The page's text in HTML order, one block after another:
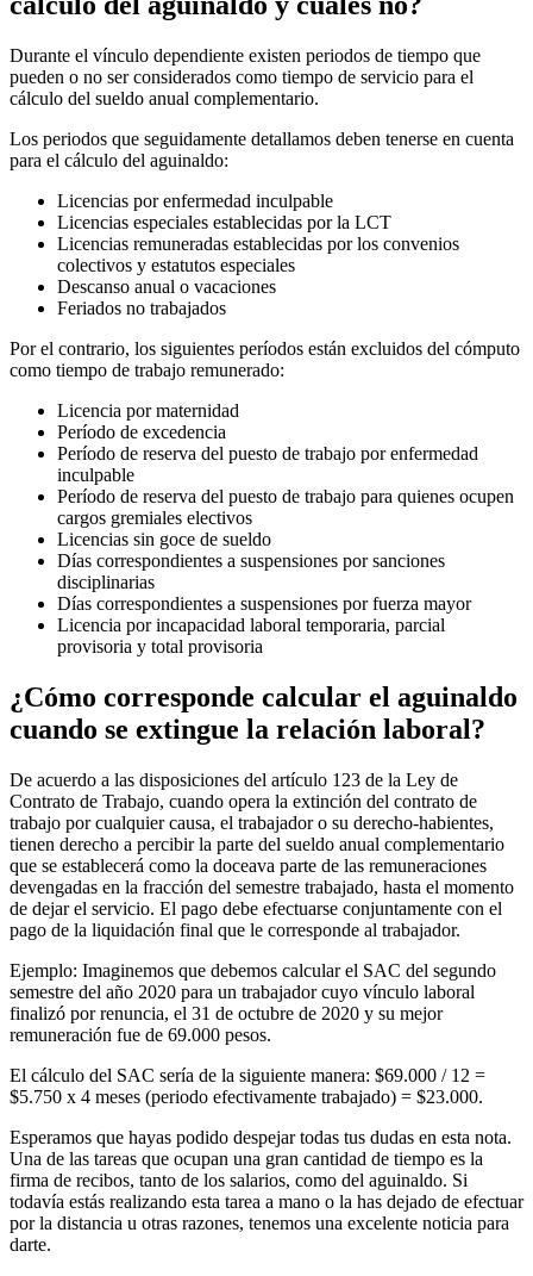
Durante el vínculo dependiente existen periodos de tiempo que
pueden o no ser considerados como tiempo de servicio para el
cálculo del sueldo anual complementario.
Los periodos que seguidamente detallamos deben tenerse en cuenta
para el cálculo del aguinaldo:
Licencias por enfermedad inculpable
Licencias especiales establecidas por la LCT
Licencias remuneradas establecidas por los convenios
colectivos y estatutos especiales
Descanso anual o vacaciones
Feriados no trabajados
Por el contrario, los siguientes períodos están excluidos del cómputo
como tiempo de trabajo remunerado:
Licencia por maternidad
Período de excedencia
Período de reserva del puesto de trabajo por enfermedad
inculpable
Período de reserva del puesto de trabajo para quienes ocupen
cargos gremiales electivos
Licencias sin goce de sueldo
Días correspondientes a suspensiones por sanciones
disciplinarias
Días correspondientes a suspensiones por fuerza mayor
Licencia por incapacidad laboral temporaria, parcial
provisoria y total provisoria
¿Cómo corresponde calcular el aguinaldo
cuando se extingue la relación laboral?
De acuerdo a las disposiciones del artículo 123 de la Ley de
Contrato de Trabajo, cuando opera la extinción del contrato de
trabajo por cualquier causa, el trabajador o su derecho-habientes,
tienen derecho a percibir la parte del sueldo anual complementario
que se establecerá como la doceava parte de las remuneraciones
devengadas en la fracción del semestre trabajado, hasta el momento
de dejar el servicio. El pago debe efectuarse conjuntamente con el
pago de la liquidación final que le corresponde al trabajador.
Ejemplo: Imaginemos que debemos calcular el SAC del segundo
semestre del año 2020 para un trabajador cuyo vínculo laboral
finalizó por renuncia, el 31 de octubre de 2020 y su mejor
remuneración fue de 69.000 pesos.
El cálculo del SAC sería de la siguiente manera: $69.000 / 12 =
$5.750 x 4 meses (periodo efectivamente trabajado) = $23.000.
Esperamos que hayas podido despejar todas tus dudas en esta nota.
Una de las tareas que ocupan una gran cantidad de tiempo es la
firma de recibos, tanto de los salarios, como del aguinaldo. Si
todavía estás realizando esta tarea a mano o la has dejado de efectuar
por la distancia u otras razones, tenemos una excelente noticia para
darte.